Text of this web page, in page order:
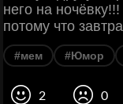
него на
потому что
#мем #Юмор
2 0